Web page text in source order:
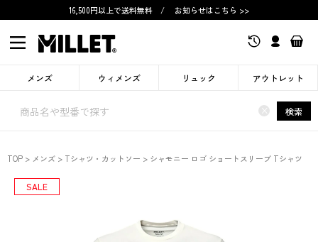
16,500円以上で送料無料 / お知らせはこちら >>
メンズ ウィメンズ リュック アウトレット
× 検索
TOP メンズ Tシャツ・カットソー シャモニー ロゴ ショートスリーブ Tシャツ
SALE